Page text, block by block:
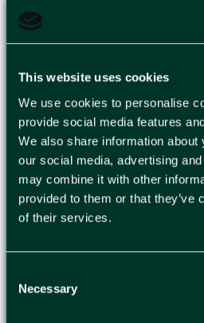
This website uses cookies
We use cookies to personalise
provide social media features
We also share information
our social media, advertising
may combine it with other
provided to them or that they’ve
of their services.
Selection
Necessary
Skapa färgkodade
och varma färger i olika
papperet färger som passar
utskriftsbehov. Ge din
ditt flygblad det där lilla
tillverkas papperet av FSC®-
hållbara skogar. Trophée-
utskrifter utan trassel när
bläckstråleskrivare och
transparent förpackning -
Perfekt för rapporter och
separera dokument i ditt